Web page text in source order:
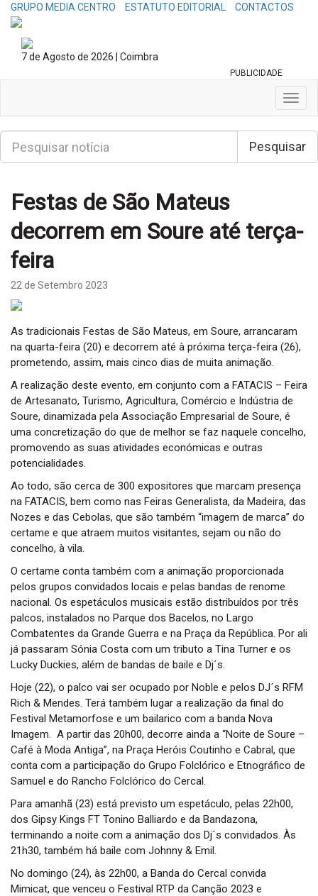
GRUPO MEDIA CENTRO ESTATUTO EDITORIAL CONTACTOS
7 de Agosto de 2026 | Coimbra
PUBLICIDADE
T
o
g
i
g
P
s
Pesquisar
Festas de São Mateus
decorrem em Soure até terça-
feira
22 de Setembro 2023
As tradicionais Festas de São Mateus, em Soure, arrancaram
na quarta-feira (20) e decorrem até à próxima terça-feira (26),
prometendo, assim, mais cinco dias de muita animação.
A realização deste evento, em conjunto com a FATACIS – Feira
de Artesanato, Turismo, Agricultura, Comércio e Indústria de
Soure, dinamizada pela Associação Empresarial de Soure, é
uma concretização do que de melhor se faz naquele concelho,
promovendo as suas atividades económicas e outras
potencialidades.
Ao todo, são cerca de 300 expositores que marcam presença
na FATACIS, bem como nas Feiras Generalista, da Madeira, das
Nozes e das Cebolas, que são também “imagem de marca” do
certame e que atraem muitos visitantes, sejam ou não do
concelho, à vila.
O certame conta também com a animação proporcionada
pelos grupos convidados locais e pelas bandas de renome
nacional. Os espetáculos musicais estão distribuídos por três
palcos, instalados no Parque dos Bacelos, no Largo
Combatentes da Grande Guerra e na Praça da República. Por ali
já passaram Sónia Costa com um tributo a Tina Turner e os
Lucky Duckies, além de bandas de baile e Dj´s.
Hoje (22), o palco vai ser ocupado por Noble e pelos DJ´s RFM
Rich & Mendes. Terá também lugar a realização da final do
Festival Metamorfose e um bailarico com a banda Nova
Imagem. A partir das 20h00, decorre ainda a “Noite de Soure –
Café à Moda Antiga”, na Praça Heróis Coutinho e Cabral, que
conta com a participação do Grupo Folclórico e Etnográfico de
Samuel e do Rancho Folclórico do Cercal.
Para amanhã (23) está previsto um espetáculo, pelas 22h00,
dos Gipsy Kings FT Tonino Balliardo e da Bandazona,
terminando a noite com a animação dos Dj´s convidados. Às
21h30, também há baile com Johnny & Emil.
No domingo (24), às 22h00, a Banda do Cercal convida
Mimicat, que venceu o Festival RTP da Canção 2023 e